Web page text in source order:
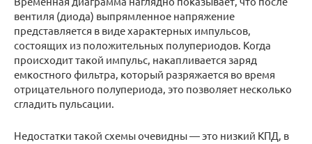
вентиля (диода) выпрямленное напряжение
представляется в виде характерных импульсов,
состоящих из положительных полупериодов. Когда
происходит такой импульс, накапливается заряд
емкостного фильтра, который разряжается во время
отрицательного полупериода, это позволяет несколько
сгладить пульсации.
Недостатки такой схемы очевидны — это низкий КПД, в